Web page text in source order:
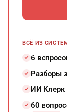
ВСЁ ИЗ
6
Разборы
ИИ Клерк
60